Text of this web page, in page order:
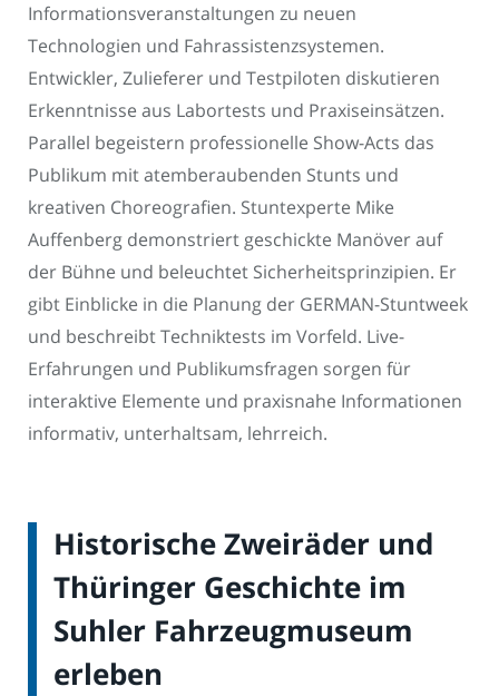
Informationsveranstaltungen zu neuen
Technologien und Fahrassistenzsystemen.
Entwickler, Zulieferer und Testpiloten diskutieren
Erkenntnisse aus Labortests und Praxiseinsätzen.
Parallel begeistern professionelle Show-Acts das
Publikum mit atemberaubenden Stunts und
kreativen Choreografien. Stuntexperte Mike
Auffenberg demonstriert geschickte Manöver auf
der Bühne und beleuchtet Sicherheitsprinzipien. Er
gibt Einblicke in die Planung der GERMAN-Stuntweek
und beschreibt Techniktests im Vorfeld. Live-
Erfahrungen und Publikumsfragen sorgen für
interaktive Elemente und praxisnahe Informationen
informativ, unterhaltsam, lehrreich.
Historische Zweiräder und
Thüringer Geschichte im
Suhler Fahrzeugmuseum
erleben